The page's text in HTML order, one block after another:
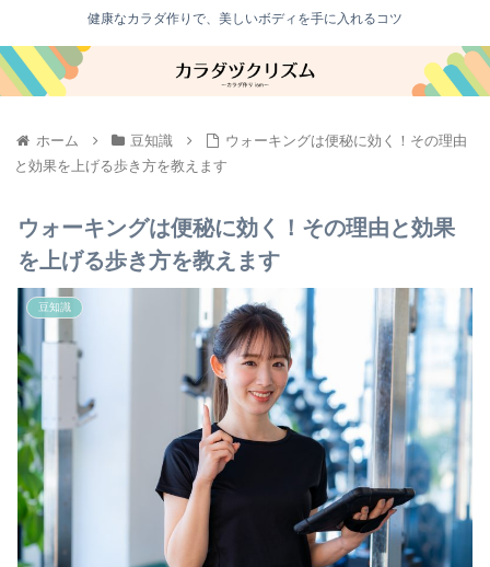
健康なカラダ作りで、美しいボディを手に入れるコツ
ホーム 豆知識
ウォーキングは便秘に効く！その理由
と効果を上げる歩き方を教えます
ウォーキングは便秘に効く！その理由と効果
を上げる歩き方を教えます
豆知識